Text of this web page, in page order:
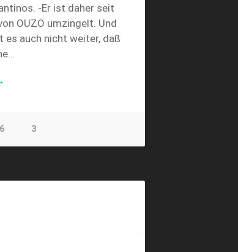
-Er ist daher seit
OUZO umzingelt. Und
es auch nicht weiter, daß
3